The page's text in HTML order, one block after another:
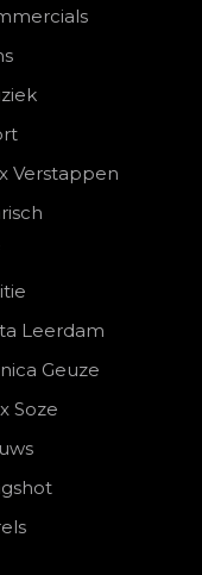
Verstappen
Leerdam
Geuze
Soze